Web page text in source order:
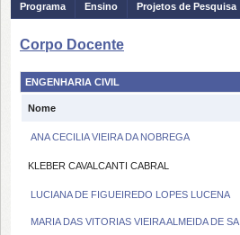
Programa Ensino Projetos de Pesquisa
Corpo Docente
ENGENHARIA CIVIL
Nome
ANA CECILIA VIEIRA DA NOBREGA
KLEBER CAVALCANTI CABRAL
LUCIANA DE FIGUEIREDO LOPES LUCENA
MARIA DAS VITORIAS VIEIRA ALMEIDA DE SA